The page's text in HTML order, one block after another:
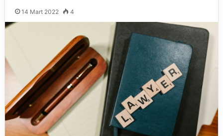
14 Mart 2022 4